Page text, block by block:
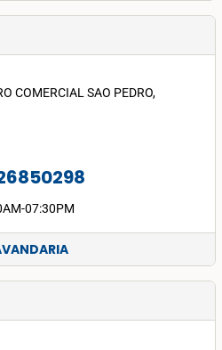
COMERCIAL SAO PEDRO,
07:30PM